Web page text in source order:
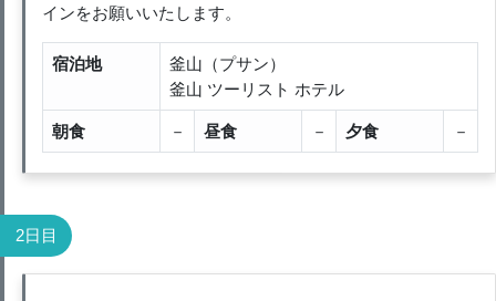
インをお願いいたします。
宿泊地
釜山（プサン）
釜山 ツーリスト ホテル
朝食 － 昼食 － 夕食 －
2日目